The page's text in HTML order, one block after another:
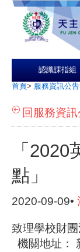
認識課指組
首頁> 服務資訊公告
回服務資
「
點」
2020-09-09•
致理學校財
機關地址：